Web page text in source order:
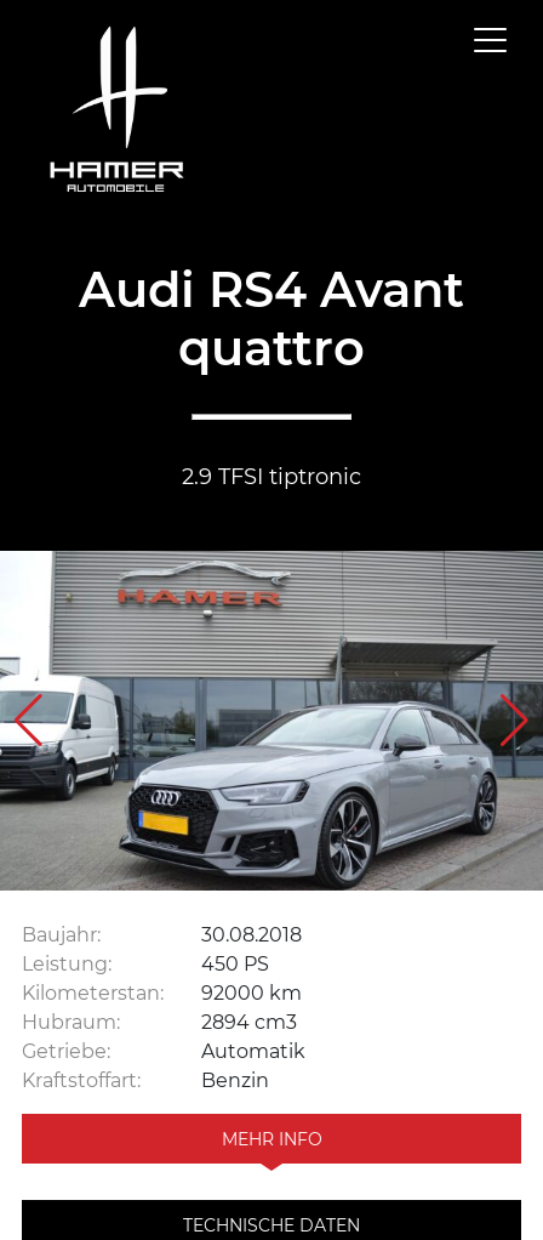
Audi RS4 Avant
quattro
2.9 TFSI tiptronic
Baujahr:
30.08.2018
Leistung:
450 PS
Kilometerstan:
92000 km
Hubraum:
2894 cm3
Getriebe:
Automatik
Kraftstoffart:
Benzin
MEHR INFO
TECHNISCHE DATEN